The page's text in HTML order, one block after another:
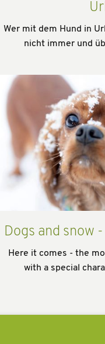
Wer mit dem Hund in
nicht immer und
Dogs and snow
Here it comes - the
with a special